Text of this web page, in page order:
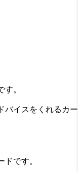
す。
バイスをくれるカー
です。